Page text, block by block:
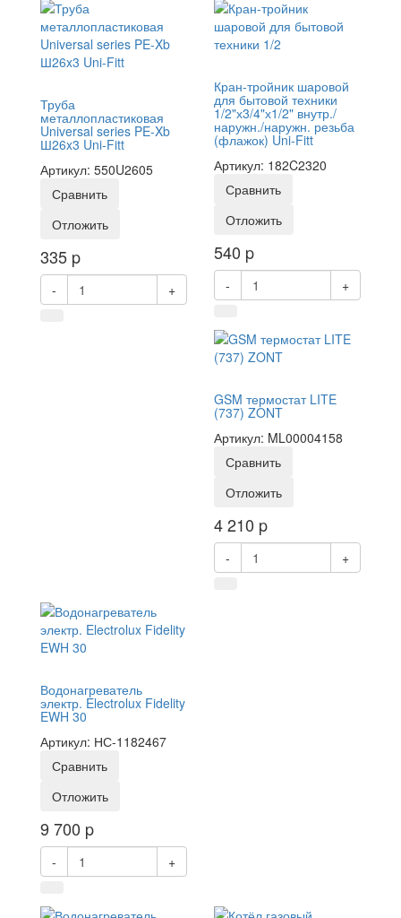
Труба
металлопластиковая
Universal series PE-Xb
Ш26x3 Uni-Fitt
Артикул: 550U2605
Сравнить
Отложить
335 p
- +
Кран-тройник шаровой
для бытовой техники
1/2"х3/4"х1/2" внутр./
наружн./наружн. резьба
(флажок) Uni-Fitt
Артикул: 182C2320
Сравнить
Отложить
540 p
- +
GSM термостат LITE
(737) ZONT
Артикул: ML00004158
Сравнить
Отложить
4 210 p
- +
Водонагреватель
электр. Electrolux Fidelity
EWH 30
Артикул: НС-1182467
Сравнить
Отложить
9 700 p
- +